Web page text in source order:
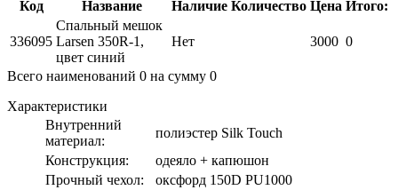
Код Название Наличие Количество Цена Итого:
336095
Спальный мешок
Larsen 350R-1,
цвет синий
Нет 3000 0
Всего наименований 0 на сумму 0
Характеристики
Внутренний
материал:
полиэстер Silk Touch
Конструкция:
одеяло + капюшон
Прочный чехол:
оксфорд 150D PU1000